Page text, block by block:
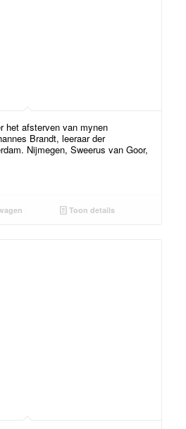
het afsterven van mynen
Brandt, leeraar der
Nijmegen, Sweerus van Goor,
Toon details